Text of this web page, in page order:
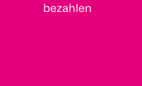
bezahlen